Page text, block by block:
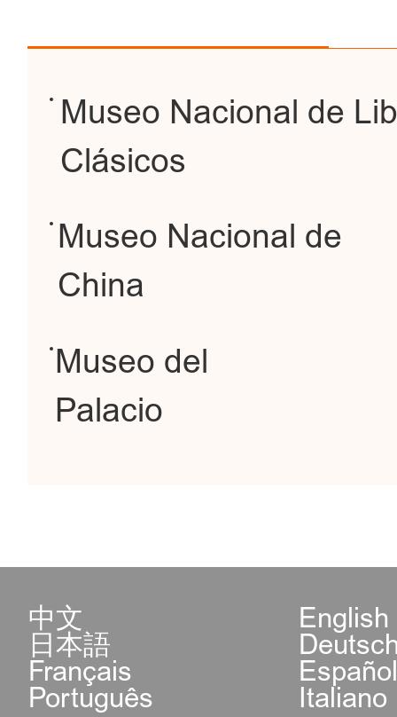
Museo Nacional de
Clásicos
Museo Nacional de
China
Museo del
Palacio
中文 English
日本語
Français
Português Italiano